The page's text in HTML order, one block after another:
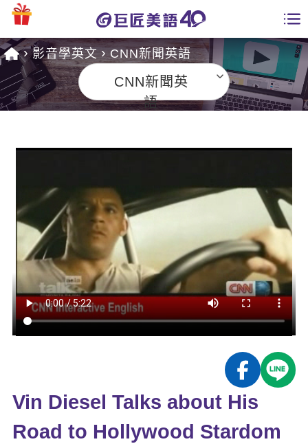
課程總覽
英文會話
商用英文
英文檢定
TOEIC 多益課程
能力養成
自然發音
開口溜英文
旅遊英文
英語俱樂部
ECAM
日語
韓語
更多
一對一家教
免費資源
英文部落格
多益秒學堂
影音學英文
師資團隊
學習分享
學員故事
活動花絮
校園贊助
學員專區
Recruiting
影音學英文 CNN新聞英語
CNN新聞英
語
Vin Diesel Talks about His
Road to Hollywood Stardom